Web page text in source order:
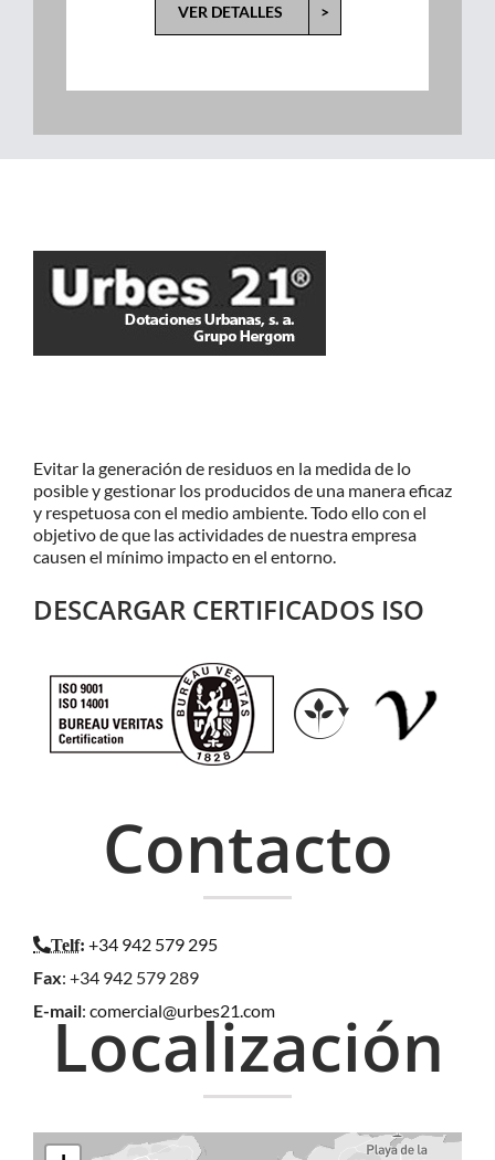
VER DETALLES >
Evitar la generación de residuos en la medida de lo
posible y gestionar los producidos de una manera eficaz
y respetuosa con el medio ambiente. Todo ello con el
objetivo de que las actividades de nuestra empresa
causen el mínimo impacto en el entorno.
DESCARGAR CERTIFICADOS ISO
Localización
Contacto
Telf: +34 942 579 295
Fax: +34 942 579 289
E-mail: comercial@urbes21.com